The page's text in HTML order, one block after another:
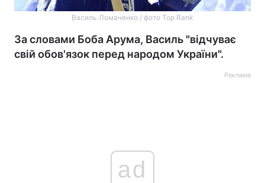
Василь Ломаченко / фото Top Rank
За словами Боба Арума, Василь "відчуває
свій обов'язок перед народом України".
Реклама
ad